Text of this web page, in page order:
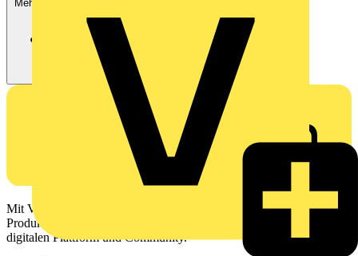
Mehr anzeigen
Mit Voltimum erhalten Elektrofachkräfte Zugang zu Branchennews,
Produktinformationen, Schulungen und Tools – alles auf einer
digitalen Plattform und Community.